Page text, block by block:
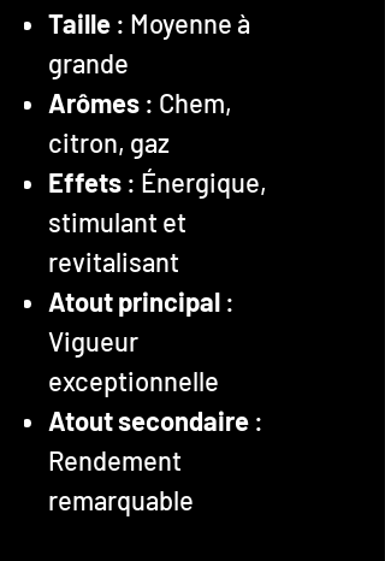
Taille : Moyenne à
grande
Arômes : Chem,
citron, gaz
Effets : Énergique,
stimulant et
revitalisant
Atout principal :
Vigueur
exceptionnelle
Atout secondaire :
Rendement
remarquable